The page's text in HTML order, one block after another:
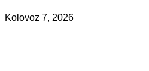
Kolovoz 7, 2026